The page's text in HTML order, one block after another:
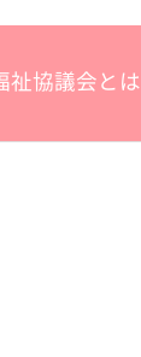
祉協議会とは